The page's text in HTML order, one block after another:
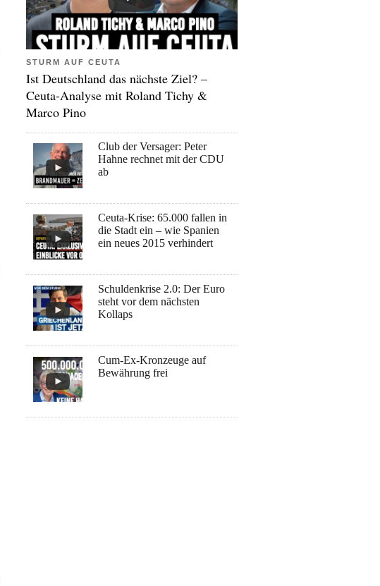
STURM AUF CEUTA
Ist Deutschland das nächste Ziel? –
Ceuta-Analyse mit Roland Tichy &
Marco Pino
Club der Versager: Peter
Hahne rechnet mit der CDU
ab
Ceuta-Krise: 65.000 fallen in
die Stadt ein – wie Spanien
ein neues 2015 verhindert
Schuldenkrise 2.0: Der Euro
steht vor dem nächsten
Kollaps
Cum-Ex-Kronzeuge auf
Bewährung frei